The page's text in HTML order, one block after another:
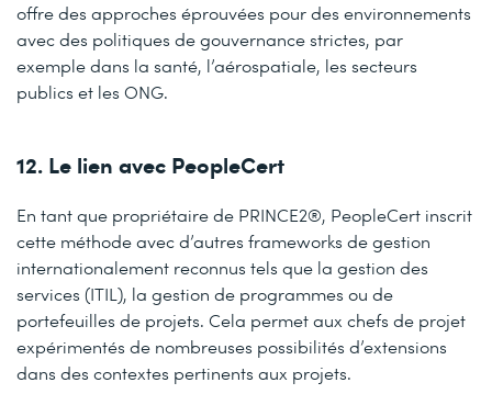
offre des approches éprouvées pour des environnements
avec des politiques de gouvernance strictes, par
exemple dans la santé, l’aérospatiale, les secteurs
publics et les ONG.
12. Le lien avec PeopleCert
En tant que propriétaire de PRINCE2®, PeopleCert inscrit
cette méthode avec d’autres frameworks de gestion
internationalement reconnus tels que la gestion des
services (ITIL), la gestion de programmes ou de
portefeuilles de projets. Cela permet aux chefs de projet
expérimentés de nombreuses possibilités d’extensions
dans des contextes pertinents aux projets.